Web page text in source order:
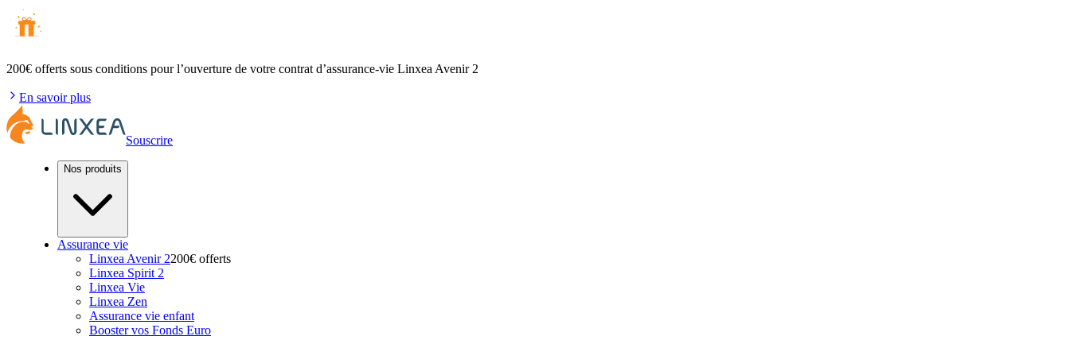
200€ offerts sous conditions pour l’ouverture de votre contrat d’assurance-vie Linxea Avenir 2
En savoir plus
Souscrire
Nos produits
Assurance vie
Linxea Avenir 2200€ offerts
Linxea Spirit 2
Linxea Vie
Linxea Zen
Assurance vie enfant
Booster vos Fonds Euro